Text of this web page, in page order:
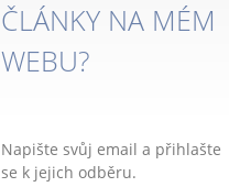
ČLÁNKY NA MÉM
WEBU?
Napište svůj email a přihlašte
se k jejich odběru.